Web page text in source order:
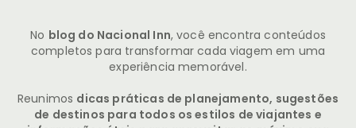
No blog do Nacional Inn, você encontra conteúdos
completos para transformar cada viagem em uma
experiência memorável.
Reunimos dicas práticas de planejamento, sugestões
de destinos para todos os estilos de viajantes e